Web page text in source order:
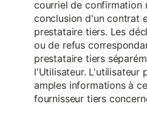
courriel de confirmation
conclusion d'un contrat
prestataire tiers. Les
ou de refus
prestataire tiers
l'Utilisateur. L'utilisateur
amples informations à
fournisseur tiers